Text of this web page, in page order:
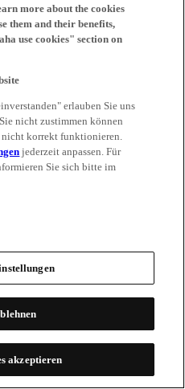
more about the cookies
them and their benefits,
use cookies" section on
erlauben Sie uns
nicht zustimmen können
nicht korrekt funktionieren.
jederzeit anpassen. Für
Sie sich bitte im
akzeptieren